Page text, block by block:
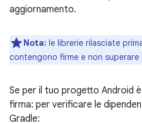
aggiornamento.
Nota: le librerie rilasciate
contengono firme e non superare
Se per il tuo progetto Android
firma: per verificare le
Gradle: